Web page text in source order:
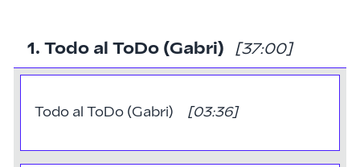
1. Todo al ToDo (Gabri) [37:00]
Todo al ToDo (Gabri) [03:36]